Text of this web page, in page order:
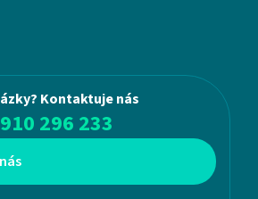
Kontaktuje nás
296 233